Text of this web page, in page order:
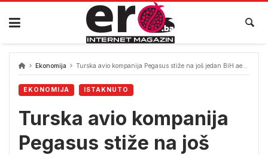
Skip
content
Ekonomija Turska avio kompanija Pegasus stiže na još jedan BiH aerodrom
EKONOMIJA ISTAKNUTO
Turska avio kompanija
Pegasus stiže na još